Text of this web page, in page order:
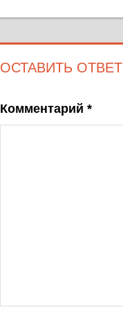
ОСТАВИТЬ ОТВЕТ
Комментарий*